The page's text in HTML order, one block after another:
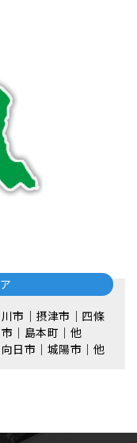
市｜摂津市｜四條
｜島本町｜他
日市｜城陽市｜他